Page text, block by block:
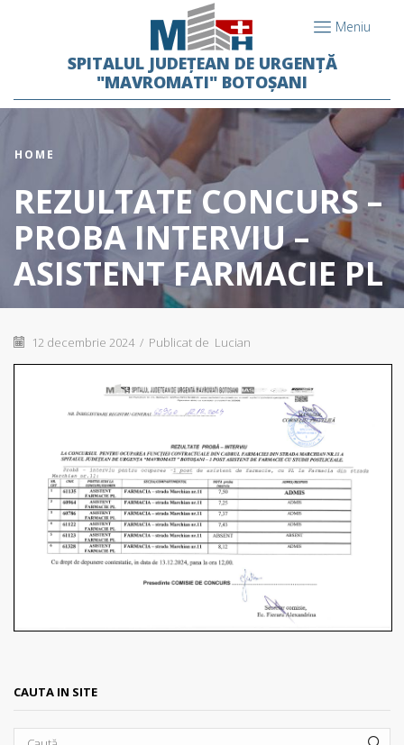
Meniu
SPITALUL JUDEȚEAN DE URGENȚĂ
"MAVROMATI" BOTOȘANI
HOME
REZULTATE CONCURS –
PROBA INTERVIU –
ASISTENT FARMACIE PL
12 decembrie 2024 / Publicat de Lucian
CAUTA IN SITE